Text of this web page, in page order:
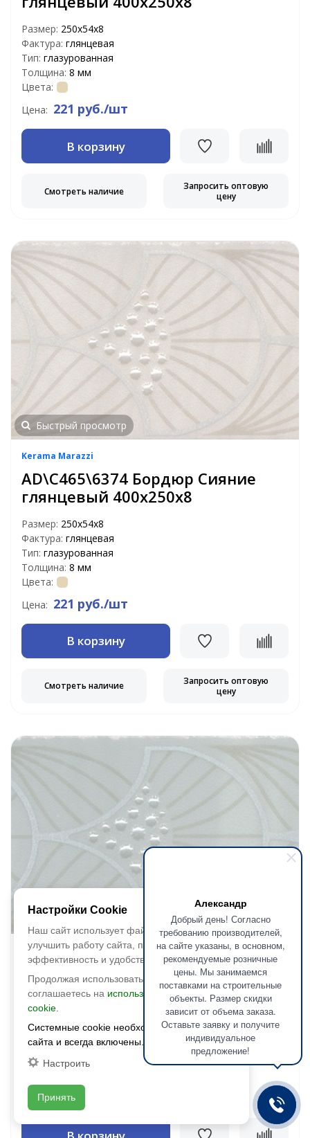
Александр
Добрый день! Согласно
требованию производителей,
на сайте указаны, в основном,
рекомендуемые розничные
цены. Мы занимаемся
поставками на строительные
объекты. Размер скидки
зависит от объема заказа.
Оставьте заявку и получите
индивидуальное
предложение!
Размер: 250х54х8
Фактура: глянцевая
Тип: глазурованная
Толщина: 8 мм
Цвета:
Цена: 221 руб./шт
В корзину
Смотреть наличие
Запросить оптовую
цену
Быстрый просмотр
Kerama Marazzi
AD\C465\6374 Бордюр Сияние
глянцевый 400х250х8
Размер: 250х54х8
Фактура: глянцевая
Тип: глазурованная
Толщина: 8 мм
Цвета:
Цена: 221 руб./шт
В корзину
Смотреть наличие
Запросить оптовую
цену
Быстрый просмотр
Kerama Marazzi
AD\B465\6373 Бордюр Сияние
глянцевый 400х250х8
Фактура:глянцевая
Тип:глазурованная
Толщина:8 мм
Цена: 221 руб./шт
Настройки Cookie
Наш сайт использует файлы cookie, чтобы
улучшить работу сайта, повысить его
эффективность и удобство.
Продолжая использовать сайт, вы
соглашаетесь на использование файлов
cookie.
Системные cookie необходимы для работы
сайта и всегда включены.
Настроить
Принять